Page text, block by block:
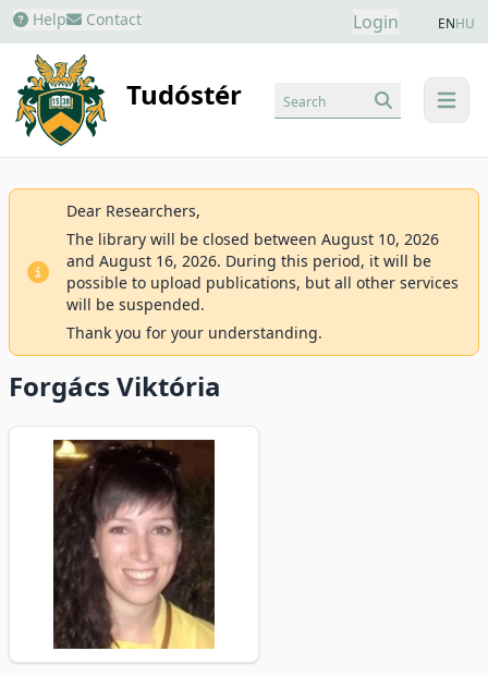
Help Contact Login ENHU
Tudóstér menu
Search
Dear Researchers,
The library will be closed between August 10, 2026
and August 16, 2026. During this period, it will be
possible to upload publications, but all other services
will be suspended.
Thank you for your understanding.
Forgács Viktória